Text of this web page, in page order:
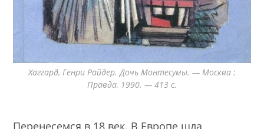
Хаггард, Генри Райдер. Дочь Монтесумы. — Москва :
Правда, 1990. — 413 с.